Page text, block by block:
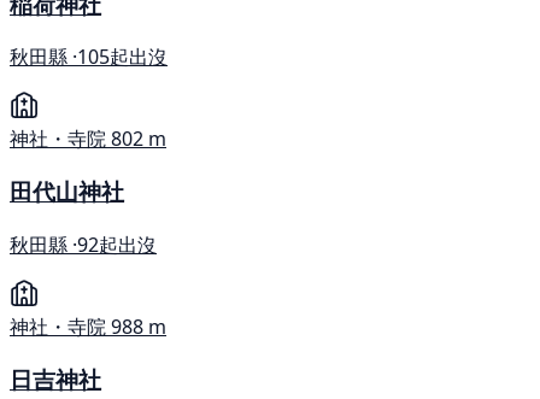
秋田縣 ·105起出沒
神社・寺院802 m
田代山神社
秋田縣 ·92起出沒
神社・寺院988 m
日吉神社